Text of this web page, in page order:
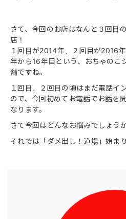
さて、今回のお店はなんと３回目
店！
１回目が2014年、２回目が2016
年から16年目という、おちゃのこ
舗ですね。
１回目、２回目の頃はまだ電話イ
ので、今回初めてお電話でお話を
なります。
さて今回はどんなお悩みでしょうか
それでは「ダメ出し！道場」始ま